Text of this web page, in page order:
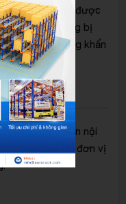
để cho đầu óc được
cũng được trang bị
tình huống khẩn
thuốc, v.v.).
6S
tuy nhiên nội
theo từng đơn vị